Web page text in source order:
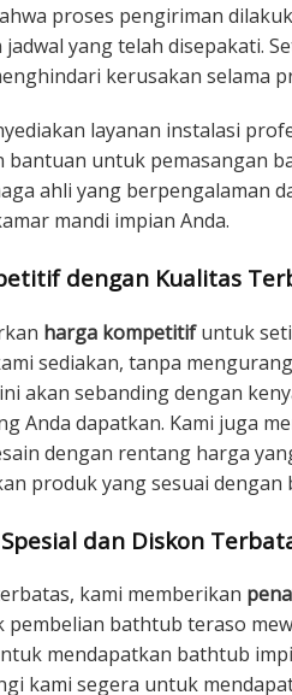
proses pengiriman
jadwal yang telah disepakati.
kerusakan selama
layanan instalasi
bantuan untuk pemasangan
ahli yang berpengalaman
mandi impian Anda.
dengan Kualitas
harga kompetitifuntuk
sediakan, tanpa
akan sebanding dengan
Anda dapatkan. Kami juga
dengan rentang harga
produk yang sesuai
dan Diskon
kami memberikan
bathtub teraso
mendapatkan bathtub
kami segera untuk